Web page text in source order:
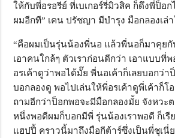
ให้กับพี่อรอรีย์ ที่เบเกอร์รี่มิวสิค ก็ดึงพี่ป็อ
ผมอีกที” เคน ปรัชญา มีบำรุง มือกลองเล่
“คือผมเป็นรุ่นน้องพี่นอ แล้วพี่นอก็มาคุยกั
เอาคนใกล้ๆ ตัวเราก่อนดีกว่า เอาแบบที่
อรเค้าดูว่าพอได้มั๊ย พี่นอเค้าก็เลยบอกว่า
บอกลองดู พอไปเล่นให้พี่อรเค้าดูพี่เค้าก็โ
ถามอีกว่าป็อกพอจะมีมือกลองมั้ย จังหวะ
หนึ่งพอดีผมก็บอกมีพี่ รุ่นน้องเราพอดี ก็เรี
แฮปปี้ คราวนี้มาถึงมือกีต้าร์ซึ่งเป็นพี่ชุเนี่